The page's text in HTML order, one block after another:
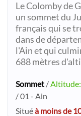
Le Colomby de
un sommet du
français qui se
dans de
l'Ain et qui
688 mètres
Sommet /
/ 01 - Ain
Situéà moins de